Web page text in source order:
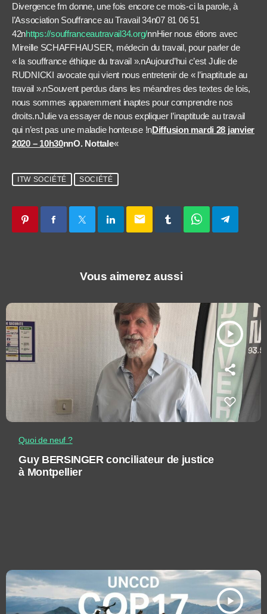
Divergence fm donne, une fois encore ce mois-ci la parole, à
l’Association Souffrance au Travail 34n07 81 06 51
42nhttps://souffranceautravail34.org/nnHier nous étions avec
Mireille SCHAFFHAUSER, médecin du travail, pour parler de
« la souffrance éthique du travail ».nAujourd’hui c’est Julie de
RUDNICKI avocate qui vient nous entretenir de « l’inaptitude au
travail ».nSouvent perdus dans les méandres des textes de lois,
nous sommes apparemment inaptes pour comprendre nos
droits.nJulie va essayer de nous expliquer l’inaptitude au travail
qui n’est pas une maladie honteuse !nDiffusion mardi 28 janvier
2020 – 10h30nnO. Nottale«
ITW SOCIÉTÉ SOCIÉTÉ
email
Vous aimerez aussi
play_arrow
Quoi de neuf ?
Guy BERSINGER conciliateur de justice
à Montpellier
play_arrow